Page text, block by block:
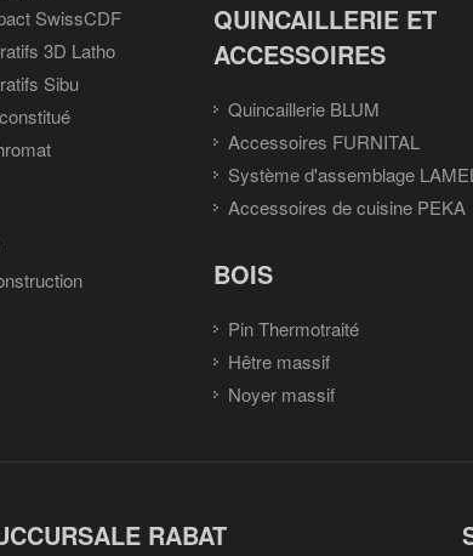
SwissCDF
3D Latho
Sibu
QUINCAILLERIE ET
ACCESSOIRES
Quincaillerie BLUM
Accessoires FURNITAL
Système d'assemblage
Accessoires de cuisine PEKA
BOIS
Pin Thermotraité
Hêtre massif
Noyer massif
RABAT